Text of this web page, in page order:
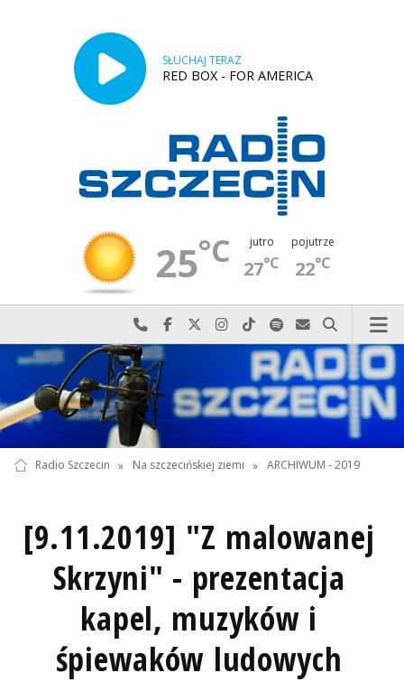
SŁUCHAJ TERAZ
RED BOX - FOR AMERICA
25°C jutro
27°C
pojutrze
22°C
Najlepiej po prostu do nas zadzwoń
Odwiedź nas na Facebook-u
Odwiedź nas na X
Odwiedź nas na Instagram-ie
Odwiedź nas na TikTok-u
Szukaj nas na Spotify
Wyślij do nas
Szukaj
Radio Szczecin » Na szczecińskiej ziemi » ARCHIWUM - 2019
[9.11.2019] "Z malowanej
Skrzyni" - prezentacja
kapel, muzyków i
śpiewaków ludowych